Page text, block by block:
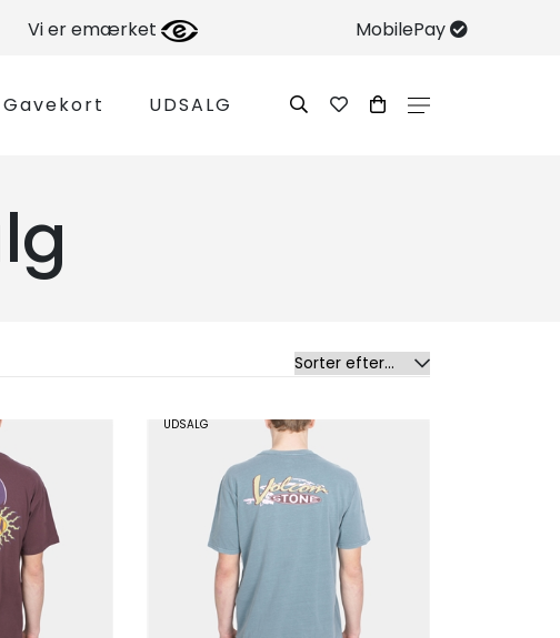
Vi er emærket MobilePay
Gavekort UDSALG
UDSALG